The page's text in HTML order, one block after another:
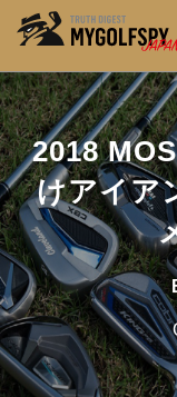
2018
けアイア
MOST WANTED
NEW RELEASES
HOW TO ゴルフ上
LAB テスト・データ
Golf News ゴルフ
REVIEWS 製品レビ
※メーカー名やクラブ
力してください。